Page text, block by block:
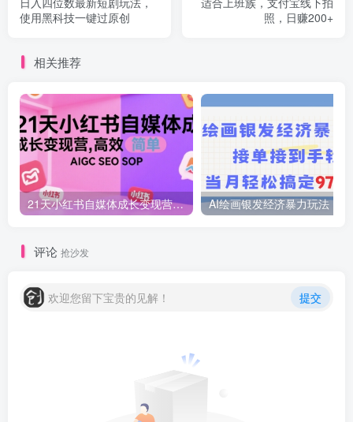
使用黑科技一键过原创
照，日赚200+
相关推荐
21天小红书自媒体成长变现营，高效 简单 AIGC SEO SOP
评论 抢沙发
欢迎您留下宝贵的见解！ 提交